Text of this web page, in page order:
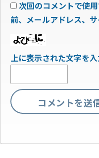
次回のコメントで使
前、メールアドレス、サ
上に表示された文字を入